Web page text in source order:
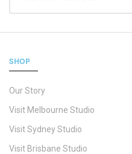
SHOP
Our Story
Visit Melbourne Studio
Visit Sydney Studio
Visit Brisbane Studio